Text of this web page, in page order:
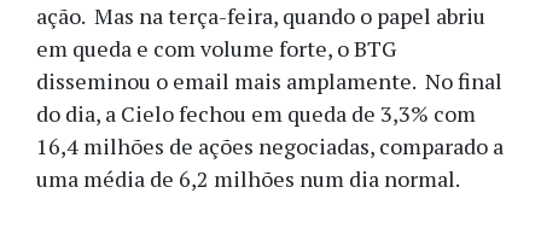
ação. Mas na terça-feira, quando o papel abriu
em queda e com volume forte, o BTG
disseminou o email mais amplamente. No final
do dia, a Cielo fechou em queda de 3,3% com
16,4 milhões de ações negociadas, comparado a
uma média de 6,2 milhões num dia normal.